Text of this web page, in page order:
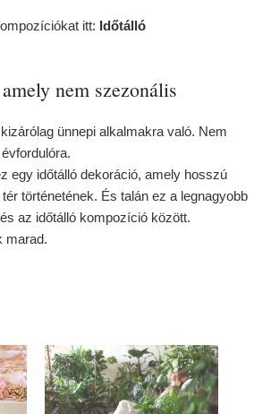
itt: Időtálló
nem szezonális
ünnepi alkalmakra való. Nem
egy időtálló dekoráció, amely hosszú
történetének. És talán ez a legnagyobb
az időtálló kompozíció között.
marad.